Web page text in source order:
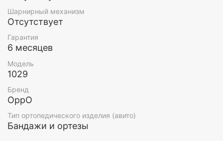
рекомендуется надевать ортез после нанесения на
кожу согревающего крема или мази.
Рекомендации по уходу за изделием:
отбеливающих средств, не гладить, не подвергать
химической чистке Перед стиркой застегните все
застежки и удалите все вынимаемые шины.
Рекомендуется использовать специальный мешок
для стирки. Отжать мокрое изделие и оставить
сушиться (не сушить вблизи нагревательных
приборов).
Шарнирный механизм
Отсутствует
Гарантия
6 месяцев
Модель
1029
Бренд
OppO
Тип ортопедического изделия (авито)
Бандажи и ортезы